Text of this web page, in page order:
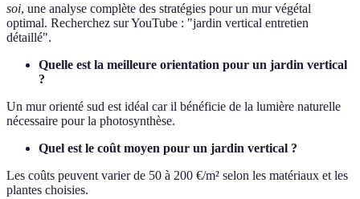
soi, une analyse complète des stratégies pour un mur végétal
optimal. Recherchez sur YouTube : "jardin vertical entretien
détaillé".
Quelle est la meilleure orientation pour un jardin vertical
?
Un mur orienté sud est idéal car il bénéficie de la lumière naturelle
nécessaire pour la photosynthèse.
Quel est le coût moyen pour un jardin vertical ?
Les coûts peuvent varier de 50 à 200 €/m² selon les matériaux et les
plantes choisies.